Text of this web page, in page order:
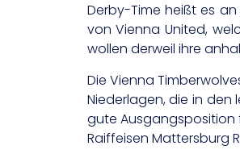
Derby-Time heißt es
von Vienna United,
wollen derweil ihre
Die Vienna
Niederlagen, die in den
gute Ausgangsposition
Raiffeisen Mattersburg